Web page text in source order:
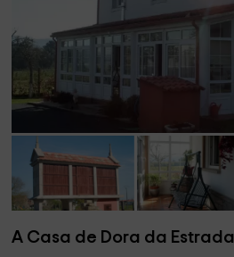
A Casa de Dora da Estrada